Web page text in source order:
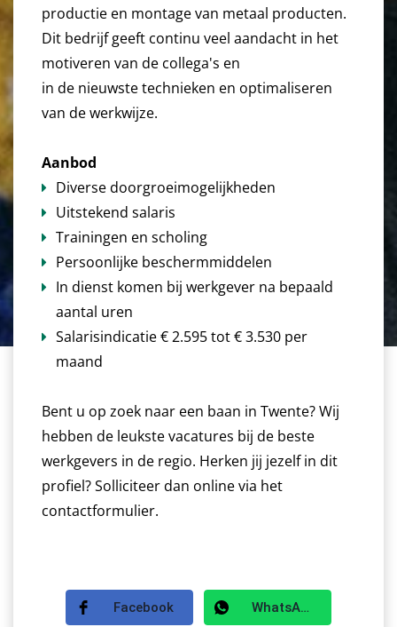
productie en montage van metaal producten.
Dit bedrijf geeft continu veel aandacht in het
motiveren van de collega's en
in de nieuwste technieken en optimaliseren
van de werkwijze.
Aanbod
Diverse doorgroeimogelijkheden
Uitstekend salaris
Trainingen en scholing
Persoonlijke beschermmiddelen
In dienst komen bij werkgever na bepaald
aantal uren
Salarisindicatie € 2.595 tot € 3.530 per
maand
Bent u op zoek naar een baan in Twente? Wij
hebben de leukste vacatures bij de beste
werkgevers in de regio. Herken jij jezelf in dit
profiel? Solliciteer dan online via het
contactformulier.
Facebook WhatsApp